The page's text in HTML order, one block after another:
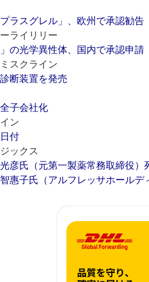
ラスグレル」、欧州で承認勧告
ライリリー
」の光学異性体、国内で承認申請
スクライン
断装置を発売
子会社化
ン
付
ックス
光彦氏（元第一製薬常務取締役）
智惠子氏（アルフレッサホール